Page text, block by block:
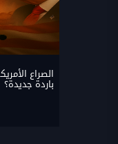
الصراع
باردة جديدة؟